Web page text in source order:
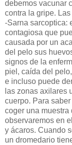
debemos vacunar
contra la gripe.
-Sarna sarcoptica:
contagiosa que
causada por un
del pelo sus
signos de la
piel, caída del
e incluso puede
las zonas axilares
cuerpo. Para
coger una muestra
observaremos en
y ácaros. Cuando
un dromedario